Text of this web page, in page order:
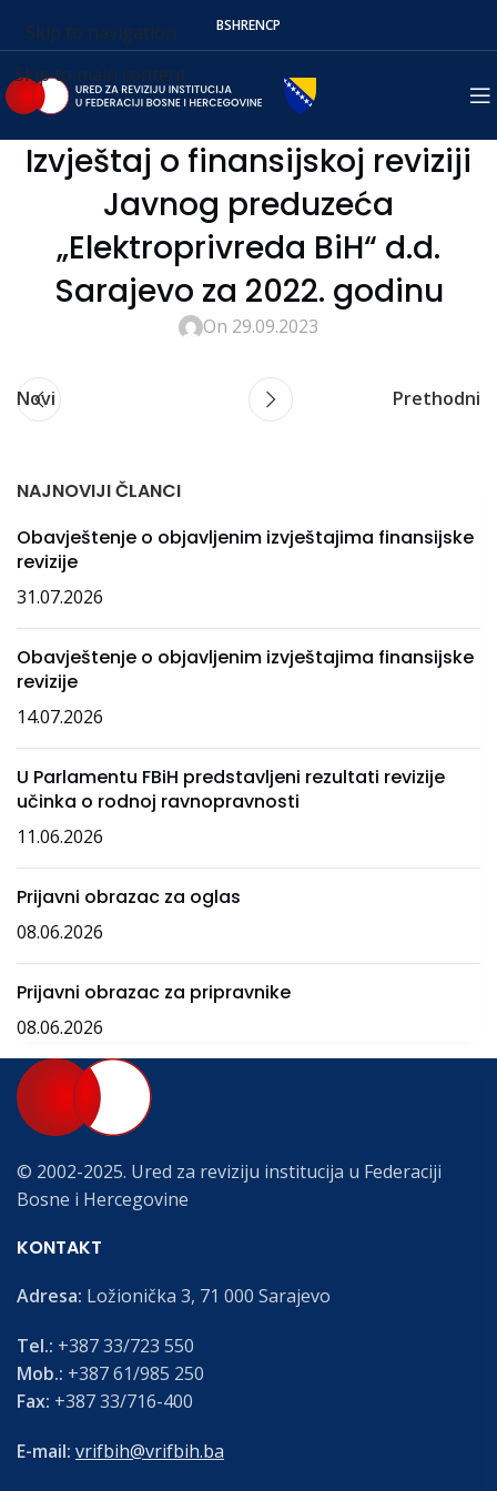
Skip to navigation
Skip to main content
BSHRENСР
Izvještaj o finansijskoj reviziji
Javnog preduzeća
„Elektroprivreda BiH“ d.d.
Sarajevo za 2022. godinu
On 29.09.2023
Novi Prethodni
NAJNOVIJI ČLANCI
Obavještenje o objavljenim izvještajima finansijske
revizije
31.07.2026
Obavještenje o objavljenim izvještajima finansijske
revizije
14.07.2026
U Parlamentu FBiH predstavljeni rezultati revizije
učinka o rodnoj ravnopravnosti
11.06.2026
Prijavni obrazac za oglas
08.06.2026
Prijavni obrazac za pripravnike
08.06.2026
© 2002-2025. Ured za reviziju institucija u Federaciji
Bosne i Hercegovine
KONTAKT
Adresa: Ložionička 3, 71 000 Sarajevo
Tel.: +387 33/723 550
Mob.: +387 61/985 250
Fax: +387 33/716-400
E-mail: vrifbih@vrifbih.ba